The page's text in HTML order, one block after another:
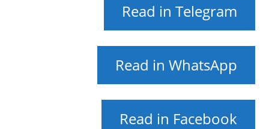
Read in Telegram
Read in WhatsApp
Read in Facebook